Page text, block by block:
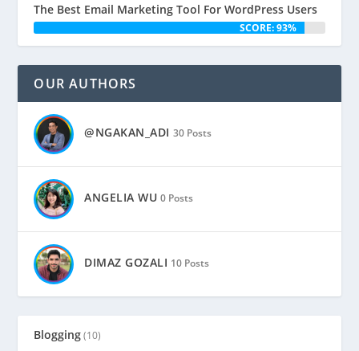
The Best Email Marketing Tool For WordPress Users
SCORE: 93%
OUR AUTHORS
@NGAKAN_ADI 30 Posts
ANGELIA WU 0 Posts
DIMAZ GOZALI 10 Posts
Blogging(10)